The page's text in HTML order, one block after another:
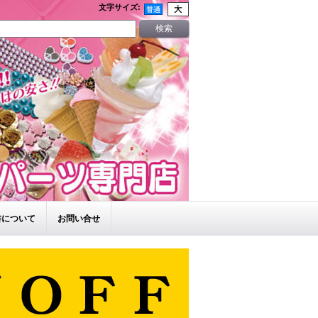
文字サイズ:
ついて お問い合せ